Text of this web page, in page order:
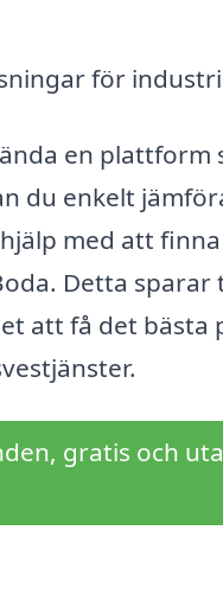
för
en plattform
du enkelt
med att
Detta sparar
att få det bästa
gratis och